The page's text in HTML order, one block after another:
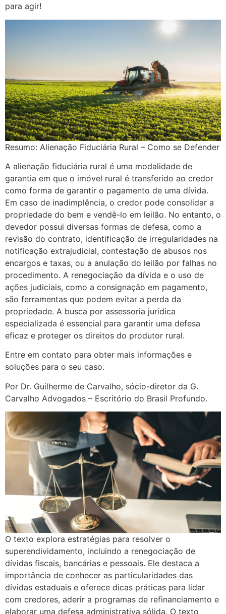
para agir!
Resumo: Alienação Fiduciária Rural – Como se Defender
A alienação fiduciária rural é uma modalidade de
garantia em que o imóvel rural é transferido ao credor
como forma de garantir o pagamento de uma dívida.
Em caso de inadimplência, o credor pode consolidar a
propriedade do bem e vendê-lo em leilão. No entanto, o
devedor possui diversas formas de defesa, como a
revisão do contrato, identificação de irregularidades na
notificação extrajudicial, contestação de abusos nos
encargos e taxas, ou a anulação do leilão por falhas no
procedimento. A renegociação da dívida e o uso de
ações judiciais, como a consignação em pagamento,
são ferramentas que podem evitar a perda da
propriedade. A busca por assessoria jurídica
especializada é essencial para garantir uma defesa
eficaz e proteger os direitos do produtor rural.
Entre em contato para obter mais informações e
soluções para o seu caso.
Por Dr. Guilherme de Carvalho, sócio-diretor da G.
Carvalho Advogados – Escritório do Brasil Profundo.
O texto explora estratégias para resolver o
superendividamento, incluindo a renegociação de
dívidas fiscais, bancárias e pessoais. Ele destaca a
importância de conhecer as particularidades das
dívidas estaduais e oferece dicas práticas para lidar
com credores, aderir a programas de refinanciamento e
elaborar uma defesa administrativa sólida. O texto